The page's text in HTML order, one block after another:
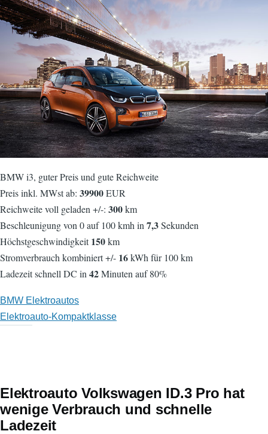
BMW i3, guter Preis und gute Reichweite
Preis inkl. MWst ab: 39900EUR
Reichweite voll geladen +/-: 300km
Beschleunigung von 0 auf 100 kmh in 7,3Sekunden
Höchstgeschwindigkeit150km
Stromverbrauch kombiniert +/- 16kWh für 100 km
Ladezeit schnell DC in 42Minuten auf 80%
BMW Elektroautos
Elektroauto-Kompaktklasse
Elektroauto Volkswagen ID.3 Pro hat
wenige Verbrauch und schnelle
Ladezeit